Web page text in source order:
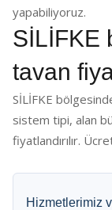
yapabiliyoruz.
SİLİFKE
tavan
SİLİFKE
sistem tipi, alan
fiyatlandırılır.
Hizmetlerimiz